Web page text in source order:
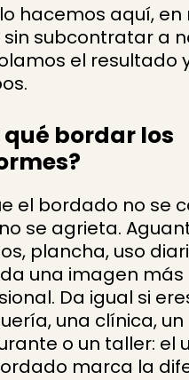
hacemos aquí, en
subcontratar a
el resultado
qué bordar los
el bordado no se
se agrieta.
plancha, uso
una imagen más
Da igual si
una clínica, un
o un taller: el
marca la